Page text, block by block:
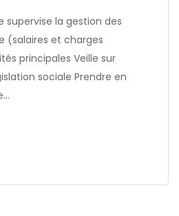
supervise la gestion des
(salaires et charges
principales Veille sur
sociale Prendre en